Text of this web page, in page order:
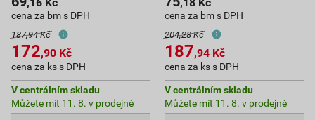
cena za bm s DPH
187,94 Kč
172,90 Kč
cena za ks s DPH
V centrálním skladu
Můžete mít 11. 8. v prodejně
cena za bm s DPH
204,28 Kč
187,94 Kč
cena za ks s DPH
V centrálním skladu
Můžete mít 11. 8. v prodejně